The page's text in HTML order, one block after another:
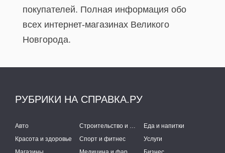
покупателей. Полная информация обо
всех интернет-магазинах Великого
Новгорода.
РУБРИКИ НА СПРАВКА.РУ
Авто Строительство и ремонт
Еда и напитки
Красота и здоровье
Спорт и фитнес
Услуги